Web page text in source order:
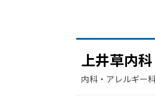
上井草内
内科・​アレルギー